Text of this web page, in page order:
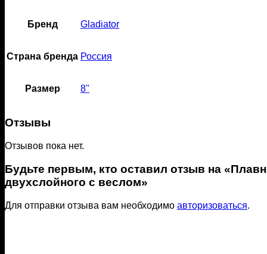
Бренд Gladiator
Страна бренда Россия
Размер 8"
Отзывы
Отзывов пока нет.
Будьте первым, кто оставил отзыв на
двухслойного с веслом»
Для отправки отзыва вам необходимо авторизоваться.